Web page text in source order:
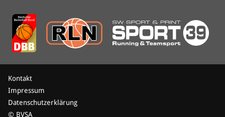
Kontakt
Impressum
Datenschutzerklärung
© BVSA